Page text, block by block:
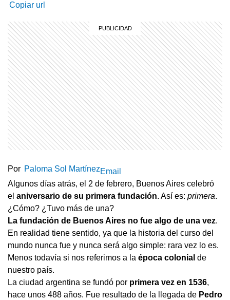
Copiar url
Por Paloma Sol MartínezEmail
Algunos días atrás, el 2 de febrero, Buenos Aires celebró
el aniversario de su primera fundación. Así es: primera.
¿Cómo? ¿Tuvo más de una?
La fundación de Buenos Aires no fue algo de una vez.
En realidad tiene sentido, ya que la historia del curso del
mundo nunca fue y nunca será algo simple: rara vez lo es.
Menos todavía si nos referimos a la época colonial de
nuestro país.
La ciudad argentina se fundó por primera vez en 1536,
hace unos 488 años. Fue resultado de la llegada de Pedro